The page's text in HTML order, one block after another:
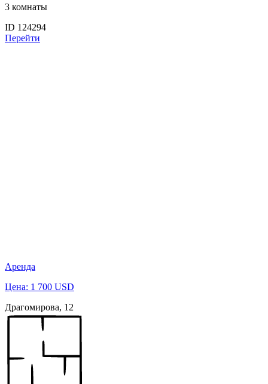
3 комнаты
ID 124294
Перейти
Аренда
Цена: 1 700 USD
Драгомирова, 12